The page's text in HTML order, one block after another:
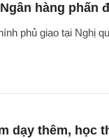
hàng phấn
phủ giao tại Nghị
dạy thêm, học